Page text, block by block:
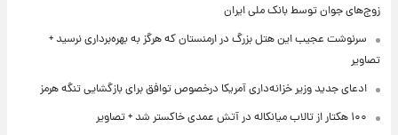
زوج‌های جوان توسط بانک ملی ایران
سرنوشت عجیب این هتل بزرگ در ارمنستان که هرگز به بهره‌برداری نرسید +
تصاویر
ادعای جدید وزیر خزانه‌داری آمریکا درخصوص توافق برای بازگشایی تنگه هرمز
۱۰۰ هکتار از تالاب میانکاله در آتش عمدی خاکستر شد + تصاویر